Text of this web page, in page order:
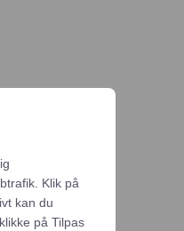
Klik på
kan du
på Tilpas